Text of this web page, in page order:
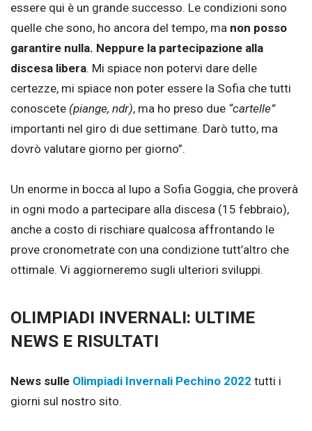
essere qui è un grande successo. Le condizioni sono
quelle che sono, ho ancora del tempo, ma non posso
garantire nulla. Neppure la partecipazione alla
discesa libera. Mi spiace non potervi dare delle
certezze, mi spiace non poter essere la Sofia che tutti
conoscete (piange, ndr), ma ho preso due “cartelle”
importanti nel giro di due settimane. Darò tutto, ma
dovrò valutare giorno per giorno”.
Un enorme in bocca al lupo a Sofia Goggia, che proverà
in ogni modo a partecipare alla discesa (15 febbraio),
anche a costo di rischiare qualcosa affrontando le
prove cronometrate con una condizione tutt’altro che
ottimale. Vi aggiorneremo sugli ulteriori sviluppi.
OLIMPIADI INVERNALI: ULTIME
NEWS E RISULTATI
News sulle Olimpiadi Invernali Pechino 2022 tutti i
giorni sul nostro sito.